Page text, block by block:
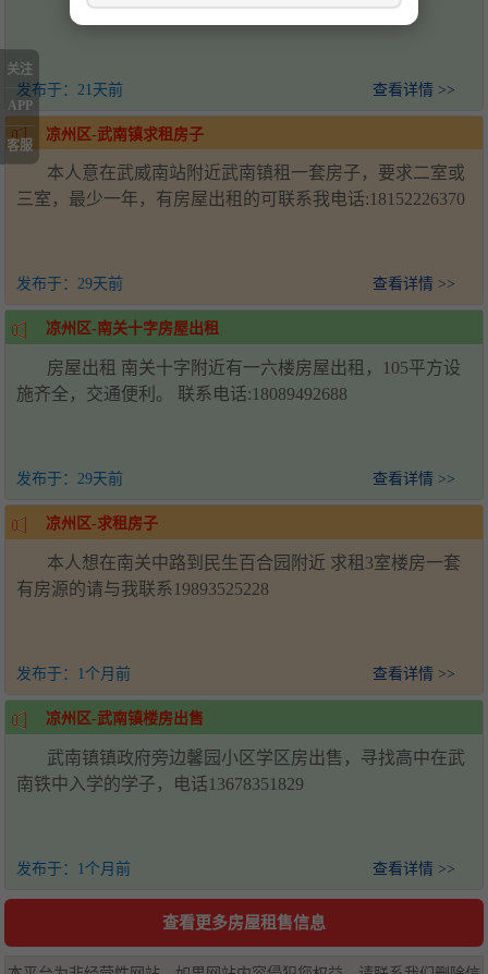
发布于： 21天前 查看详情 >>
凉州区-武南镇求租房子
本人意在武威南站附近武南镇租一套房子，要求二室或
三室，最少一年，有房屋出租的可联系我电话:18152226370
发布于： 29天前 查看详情 >>
凉州区-南关十字房屋出租
房屋出租 南关十字附近有一六楼房屋出租，105平方设
施齐全，交通便利。 联系电话:18089492688
发布于： 29天前 查看详情 >>
凉州区-求租房子
本人想在南关中路到民生百合园附近 求租3室楼房一套
有房源的请与我联系19893525228
发布于： 1个月前 查看详情 >>
凉州区-武南镇楼房出售
武南镇镇政府旁边馨园小区学区房出售，寻找高中在武
南铁中入学的学子，电话13678351829
发布于： 1个月前 查看详情 >>
查看更多房屋租售信息
关注
APP
客服